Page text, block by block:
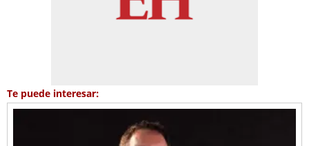
Te puede interesar: